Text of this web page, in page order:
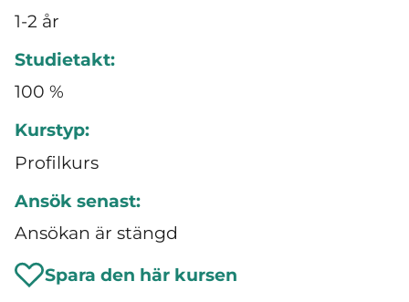
1-2 år
Studietakt:
100 %
Kurstyp:
Profilkurs
Ansök senast:
Ansökan är stängd
Spara den här kursen